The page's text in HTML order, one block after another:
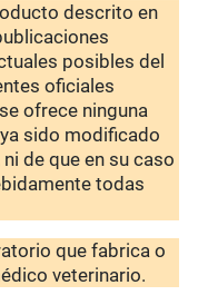
descrito en
posibles del
oficiales
ofrece ninguna
sido modificado
de que en su caso
todas
que fabrica o
veterinario.